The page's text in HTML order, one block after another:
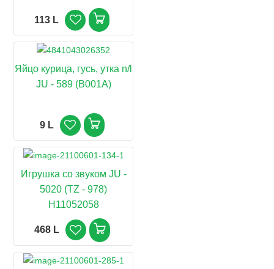
113 L
Яйцо курица, гусь, утка n/l
JU - 589 (B001A)
9 L
Игрушка со звуком JU -
5020 (TZ - 978)
H11052058
468 L